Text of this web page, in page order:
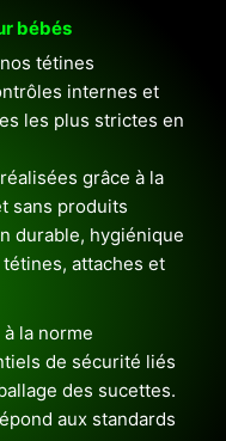
bébés
tétines
internes et
les plus strictes en
grâce à la
sans produits
durable, hygiénique
attaches et
la norme
de sécurité liés
des sucettes.
aux standards